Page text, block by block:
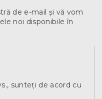
de e-mail şi vă vom
noi disponibile în
sunteți de acord cu